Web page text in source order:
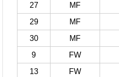
27
MF
29
MF
30
MF
9
FW
13
FW